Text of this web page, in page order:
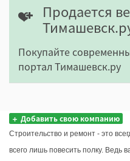
Продается
Покупайте
портал Тимашевск.ру
Добавить свою компанию
Строительство и ремонт - это
всего лишь повесить полку. Ведь